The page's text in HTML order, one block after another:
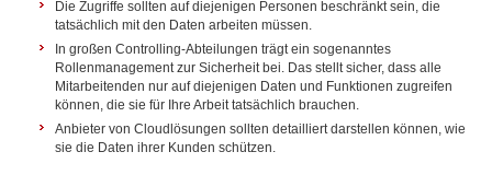
Die Zugriffe sollten auf diejenigen Personen beschränkt sein, die
tatsächlich mit den Daten arbeiten müssen.
In großen Controlling-Abteilungen trägt ein sogenanntes
Rollenmanagement zur Sicherheit bei. Das stellt sicher, dass alle
Mitarbeitenden nur auf diejenigen Daten und Funktionen zugreifen
können, die sie für Ihre Arbeit tatsächlich brauchen.
Anbieter von Cloudlösungen sollten detailliert darstellen können, wie
sie die Daten ihrer Kunden schützen.